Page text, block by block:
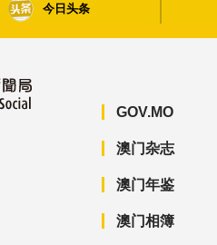
今日头条
GOV.MO
澳门杂志
澳门年鉴
澳门相簿